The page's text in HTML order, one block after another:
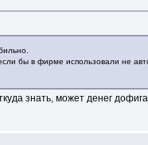
бы в фирме использовали не
знать, может денег